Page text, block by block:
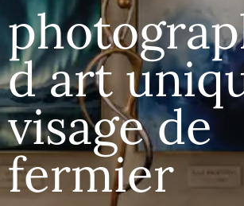
d art
visage de
fermier